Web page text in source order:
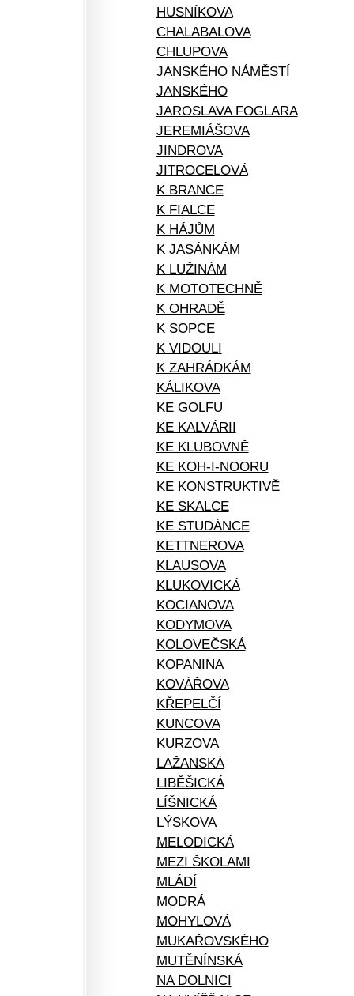
HUSNÍKOVA
CHALABALOVA
CHLUPOVA
JANSKÉHO NÁMĚSTÍ
JANSKÉHO
JAROSLAVA FOGLARA
JEREMIÁŠOVA
JINDROVA
JITROCELOVÁ
K BRANCE
K FIALCE
K HÁJŮM
K JASÁNKÁM
K LUŽINÁM
K MOTOTECHNĚ
K OHRADĚ
K SOPCE
K VIDOULI
K ZAHRÁDKÁM
KÁLIKOVA
KE GOLFU
KE KALVÁRII
KE KLUBOVNĚ
KE KOH-I-NOORU
KE KONSTRUKTIVĚ
KE SKALCE
KE STUDÁNCE
KETTNEROVA
KLAUSOVA
KLUKOVICKÁ
KOCIANOVA
KODYMOVA
KOLOVEČSKÁ
KOPANINA
KOVÁŘOVA
KŘEPELČÍ
KUNCOVA
KURZOVA
LAŽANSKÁ
LIBĚŠICKÁ
LÍŠNICKÁ
LÝSKOVA
MELODICKÁ
MEZI ŠKOLAMI
MLÁDÍ
MODRÁ
MOHYLOVÁ
MUKAŘOVSKÉHO
MUTĚNÍNSKÁ
NA DOLNICI